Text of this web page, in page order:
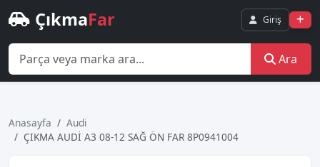
ÇıkmaFar Giriş
Ara
Anasayfa
Audi
ÇIKMA AUDİ A3 08-12 SAĞ ÖN FAR 8P0941004